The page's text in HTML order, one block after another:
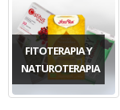
FITOTERAPIA Y
NATUROTERAPIA